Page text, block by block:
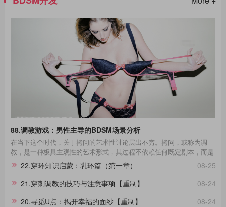
88.调教游戏：男性主导的BDSM场景分析
在当下这个时代，关于拷问的艺术性讨论层出不穷。拷问，或称为调
教，是一种极具主观性的艺术形式，其过程不依赖任何既定剧本，而是
一种即兴的表现艺术。在这场艺术的表达中，每一个不同性格的受拷者
都呈现出独一无二的故事线。举例来说，那些宁死不屈的与那些畏惧权
威的受拷者，他们在面对同样的惩罚时表现出的反应极其不同，这种差
异进一步影响了拷问的整个过程。通过淙垚个人经验和广泛的文献及影
视作品研究，本文旨在分享这一主题。在此，拷问者与受拷者分别扮演
08-25
22.穿环知识启蒙：乳环篇（第一章）
08-24
21.穿刺调教的技巧与注意事项【重制】
08-24
20.寻觅U点：揭开幸福的面纱【重制】